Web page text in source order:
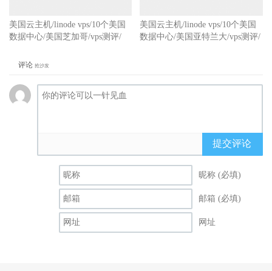
美国云主机/linode vps/10个美国
数据中心/美国芝加哥/vps测评/
美国云主机/linode vps/10个美国
数据中心/美国亚特兰大/vps测评/
评论 抢沙发
提交评论
昵称 (必填)
邮箱 (必填)
网址